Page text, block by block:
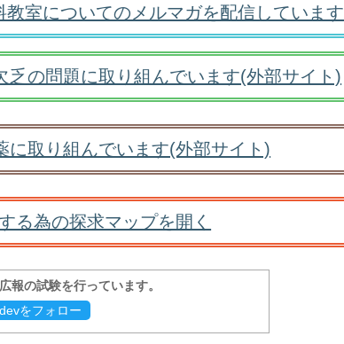
室についてのメルマガを配信しています
乏の問題に取り組んでいます(外部サイト)
に取り組んでいます(外部サイト)
る為の探求マップを開く
報の試験を行っています。
をフォロー